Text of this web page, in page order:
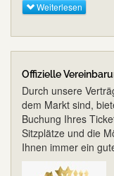
Weiterlesen
Offizielle
Durch unsere
dem Markt sind,
Buchung Ihres
Sitzplätze und die
Ihnen immer ein